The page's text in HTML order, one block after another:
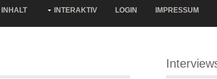
INHALT INTERAKTIV LOGIN IMPRESSUM